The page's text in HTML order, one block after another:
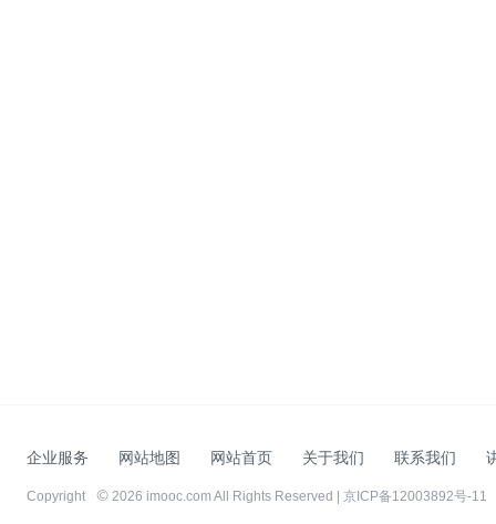
企业服务 网站地图 网站首页 关于我们 联系我们
Copyright 2026 imooc.com All Rights Reserved | 京ICP备12003892号-11